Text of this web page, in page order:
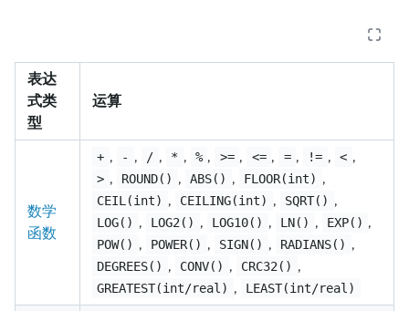
表达
式类
型
运算
数学
函数
+ , - , / , * , % , >= , <= , = , != , < ,
> , ROUND() , ABS() , FLOOR(int) ,
CEIL(int) , CEILING(int) , SQRT() ,
LOG() , LOG2() , LOG10() , LN() , EXP() ,
POW() , POWER() , SIGN() , RADIANS() ,
DEGREES() , CONV() , CRC32() ,
GREATEST(int/real) , LEAST(int/real)